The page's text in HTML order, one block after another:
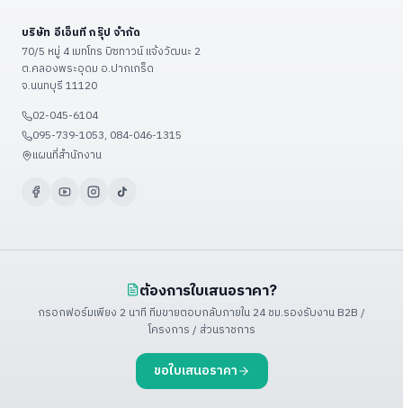
ดูเพิ่มเติม (+13)
Restaurant & POS / KIOSK
Food Factory — โรงงานอาหาร
ดูเพิ่มเติม (+9)
เงื่อนไขรับประกัน
วิธีชำระเงิน
ติดต่อเรา / แผนที่
ดูเพิ่มเติม (+3)
บริษัท อีเอ็นที กรุ๊ป จำกัด
70/5 หมู่ 4 เมทโทร บิซทาวน์ แจ้งวัฒนะ 2
ต.คลองพระอุดม อ.ปากเกร็ด
จ.นนทบุรี 11120
02-045-6104
095-739-1053, 084-046-1315
แผนที่สำนักงาน
ต้องการใบเสนอราคา?
กรอกฟอร์มเพียง 2 นาที ทีมขายตอบกลับภายใน 24 ชม.รองรับงาน B2B /
โครงการ / ส่วนราชการ
ขอใบเสนอราคา